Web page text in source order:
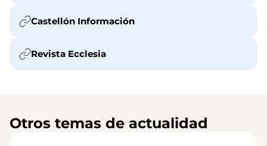
Castellón Información
Revista Ecclesia
Otros temas de actualidad